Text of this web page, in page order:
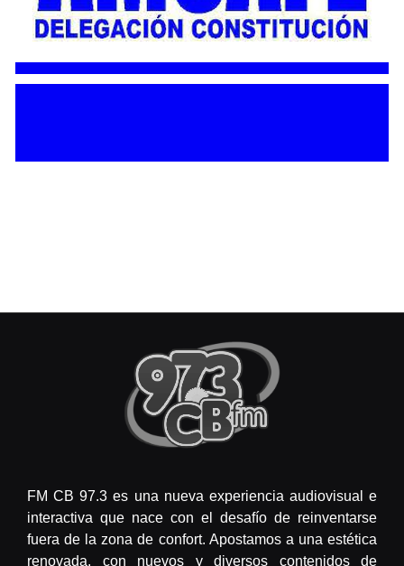
FM CB 97.3 es una nueva experiencia audiovisual e
interactiva que nace con el desafío de reinventarse
fuera de la zona de confort. Apostamos a una estética
renovada, con nuevos y diversos contenidos de